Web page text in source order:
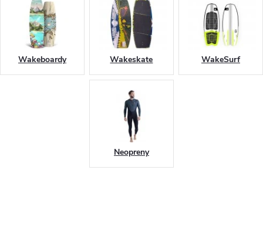
Wakeboardy Wakeskate WakeSurf
Neopreny